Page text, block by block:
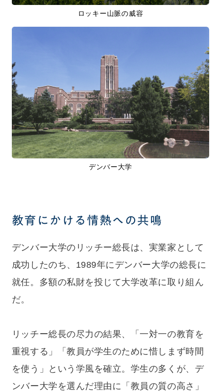
ロッキー山脈の威容
デンバー大学
教育にかける情熱への共鳴
デンバー大学のリッチー総長は、実業家として
成功したのち、1989年にデンバー大学の総長に
就任。多額の私財を投じて大学改革に取り組ん
だ。
リッチー総長の尽力の結果、「一対一の教育を
重視する」「教員が学生のために惜しまず時間
を使う」という学風を確立。学生の多くが、デ
ンバー大学を選んだ理由に「教員の質の高さ」